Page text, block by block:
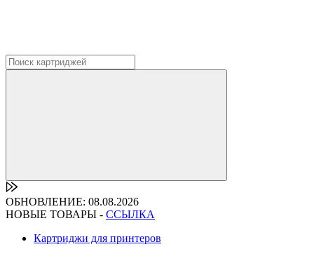
ОБНОВЛЕНИЕ: 08.08.2026
НОВЫЕ ТОВАРЫ - ССЫЛКА
Картриджи для принтеров